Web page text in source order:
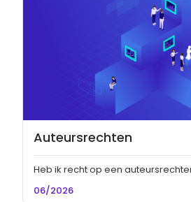
Auteursrechten
Heb ik recht op een
06/2026